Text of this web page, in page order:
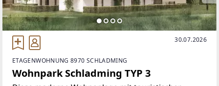
30.07.2026
ETAGENWOHNUNG 8970 SCHLADMING
Wohnpark Schladming TYP 3